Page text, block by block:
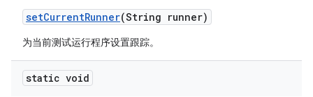
setCurrentRunner(String runner)
为当前测试运行程序设置跟踪。
static void